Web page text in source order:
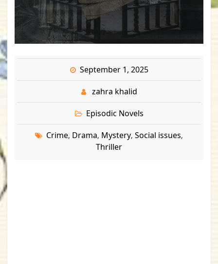
September 1, 2025
zahra khalid
Episodic Novels
Crime, Drama, Mystery, Social issues,
Thriller